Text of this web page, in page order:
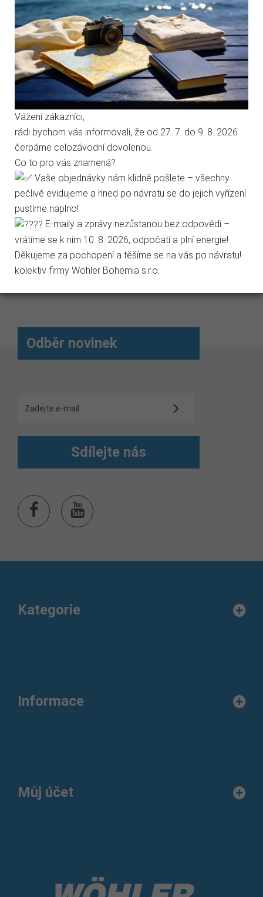
Zákazníci, kteří si koupili tento produkt,
koupili také:
Štosákový...
Před objednáním vyberte
požadovaný rozměr
kartáče.
324,28 Kč
Štosákový...
požadovaný rozměr
kartáče.
289,19 Kč
Odběr novinek
Sdílejte nás
Kategorie
Informace
Můj účet
zařízení soubory, obecně nazývané cookies. Používáním
těchto stránek s tím vyjadřujete souhlas.
Technické cookies
Analytické cookies
Marketingové cookies
Jen nezbytné Přijmout vše
Přejít na stránku Podrobně o cookies
Vážení zákazníci,
rádi bychom vás informovali, že od 27. 7. do 9. 8. 2026
čerpáme celozávodní dovolenou.
Co to pro vás znamená?
Vaše objednávky nám klidně pošlete – všechny
pečlivě evidujeme a hned po návratu se do jejich vyřízení
pustíme naplno!
E-maily a zprávy nezůstanou bez odpovědi –
vrátíme se k nim 10. 8. 2026, odpočatí a plní energie!
Děkujeme za pochopení a těšíme se na vás po návratu!
kolektiv firmy Wöhler Bohemia s.r.o.